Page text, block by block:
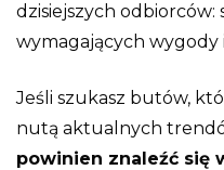
dzisiejszych
wymagających
Jeśli szukasz butów,
nutą aktualnych
powinien znaleźć się